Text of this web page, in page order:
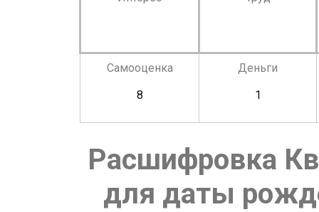
Самооценка
8
Деньги
1
Расшифровка
для даты